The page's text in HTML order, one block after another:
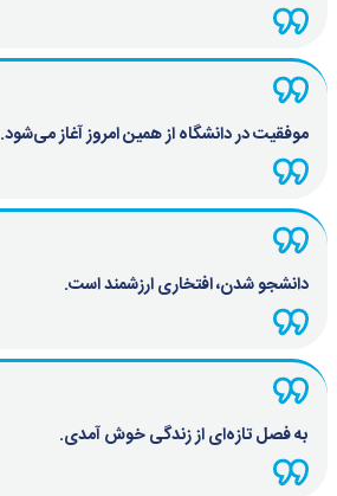
موفقیت در دانشگاه از همین امروز آغاز می‌شود.
دانشجو شدن، افتخاری ارزشمند است.
به فصل تازه‌ای از زندگی خوش آمدی.